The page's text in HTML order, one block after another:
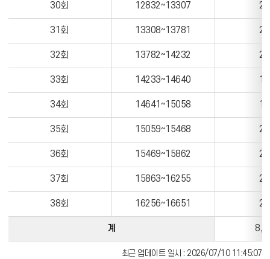
30회 12832~13307
31회 13308~13781
32회 13782~14232
33회 14233~14640
34회 14641~15058
35회 15059~15468
36회 15469~15862
37회 15863~16255
38회 16256~16651
계
최근 업데이트 일시 : 2026/07/10 11:45:07